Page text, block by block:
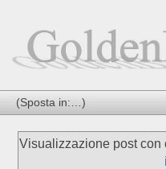
Visualizzazione post con